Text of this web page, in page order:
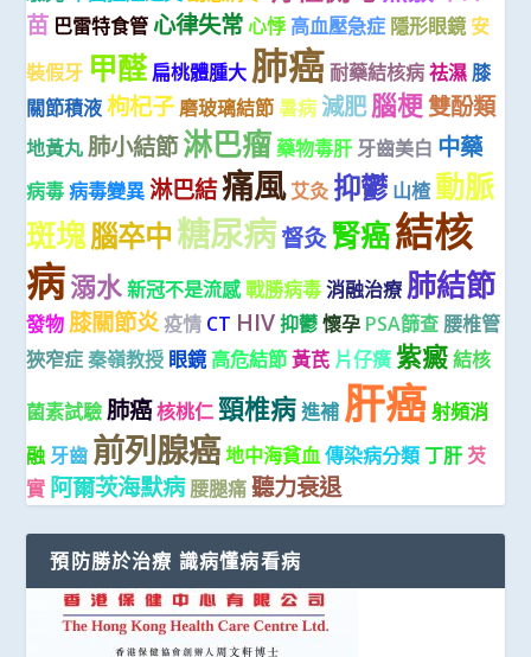
苗 巴雷特食管 心律失常 心悸 高血壓急症 隱形眼鏡 安
裝假牙 甲醛 扁桃體腫大 肺癌 耐藥結核病 祛濕 膝
關節積液 枸杞子磨玻璃結節 暑病 減肥腦梗雙酚類
地黃丸 肺小結節淋巴瘤 藥物毒肝 牙齒美白 中藥
病毒 病毒變異 淋巴結痛風 艾灸 抑鬱 山楂 動脈
斑塊腦卒中糖尿病督灸 腎癌結核
病溺水 新冠不是流感戰勝病毒 消融治療 肺結節
發物 膝關節炎疫情 CT HIV 抑鬱 懷孕 PSA篩查 腰椎管
狹窄症 秦嶺教授 眼鏡 高危結節 黃芪 片仔癀 紫癜 結核
菌素試驗 肺癌核桃仁 頸椎病 進補 肝癌 射頻消
融 牙齒 前列腺癌地中海貧血 傳染病分類 丁肝 芡
實 阿爾茨海默病 腰腿痛 聽力衰退
預防勝於治療 識病懂病看病